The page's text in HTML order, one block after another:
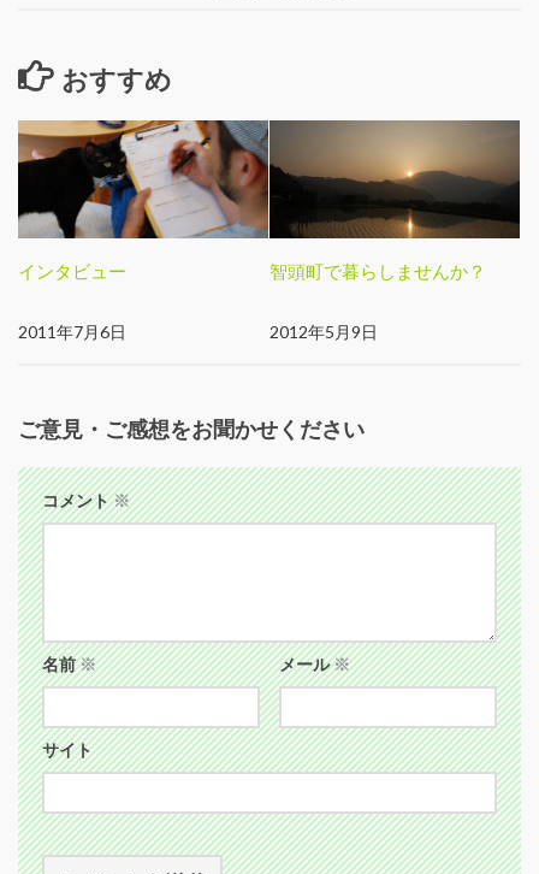
おすすめ
インタビュー
2011年7月6日
智頭町で暮らしませんか？
2012年5月9日
ご意見・ご感想をお聞かせください
コメント※
名前※ メール※
サイト